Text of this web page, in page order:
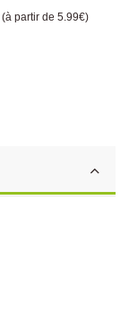
(à partir de 5.99€)